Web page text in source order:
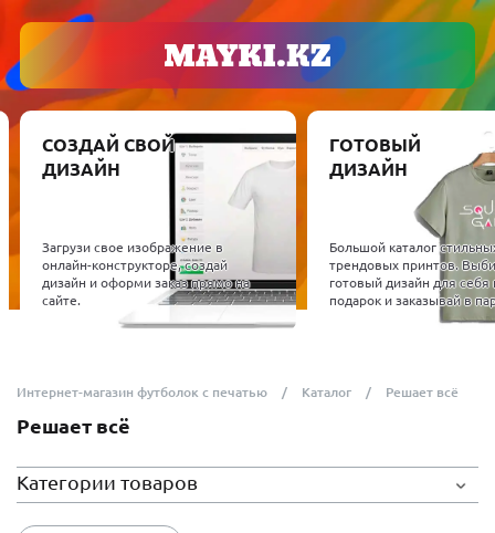
СОЗДАЙ СВОЙ
ДИЗАЙН
Загрузи свое изображение в
онлайн-конструкторе, создай
дизайн и оформи заказ прямо на
сайте.
ГОТОВЫЙ
ДИЗАЙН
Большой каталог
трендовых принтов.
готовый дизайн для себя
подарок и заказывай в
Интернет-магазин футболок с печатью Каталог Решает всё
Решает всё
Категории товаров